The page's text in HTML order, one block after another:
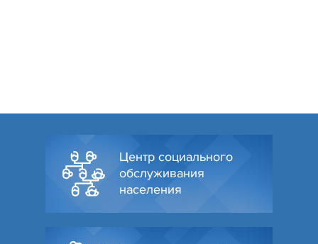
Центр социального
обслуживания
населения